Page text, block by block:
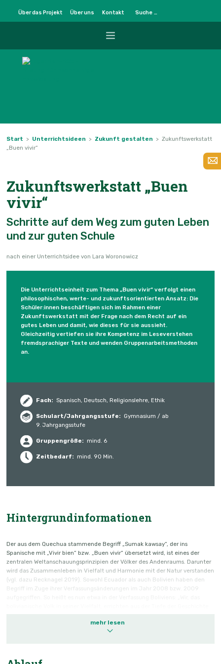
Über das Projekt Über uns Kontakt
METHODENMUSTER
BNE-BOX PLUS
BNE-KOMPETENZEN
Start > Unterrichtsideen > Zukunft gestalten >Zukunftswerkstatt
„Buen vivir“
Zukunftswerkstatt „Buen
vivir“
Schritte auf dem Weg zum guten Leben
und zur guten Schule
nach einer Unterrichtsidee von Lara Woronowicz
Die Unterrichtseinheit zum Thema „Buen vivir“ verfolgt einen
philosophischen, werte- und zukunftsorientierten Ansatz: Die
Schüler:innen beschäftigen sich im Rahmen einer
Zukunftswerkstatt mit der Frage nach dem Recht auf ein
gutes Leben und damit, wie dieses für sie aussieht.
Gleichzeitig vertiefen sie ihre Kompetenz im Leseverstehen
fremdsprachiger Texte und wenden Gruppenarbeitsmethoden
an.
Fach: Spanisch, Deutsch, Religionslehre, Ethik
Schulart/Jahrgangs­stufe: Gymnasium / ab
9. Jahrgangsstufe
Gruppengröße: mind. 6
Zeitbedarf: mind. 90 Min.
Hintergrundinformationen
Der aus dem Quechua stammende Begriff „Sumak kawsay“, der ins
Spanische mit „Vivir bien“ bzw. „Buen vivir“ übersetzt wird, ist eines der
zentralen Weltanschauungsprinzipien der Völker des Andenraums. Darunter
wird das Zusammenleben in Vielfalt und Harmonie mit der Natur verstanden
(vgl. dazu Recknagel 2019). Sowohl Ecuador als auch Bolivien haben den
Begriff im Zuge ihrer Verfassungsänderungen im Jahr 2008 bzw. 2009
dem ‚Vivir Bien‘/‘Besseren Leben‘ vorherrscht.“ (Plurinationaler Staat von
Bolivien 2013, S. 10). Was beim Konzept des Guten Lebens zählt, ist „das
Gemeinschaft, nach dem Aufbau eines nachhaltigen, würdigen Lebens für
mehr lesen